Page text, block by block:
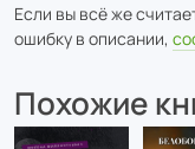
Если вы всё же
ошибку в описании,
Похожие